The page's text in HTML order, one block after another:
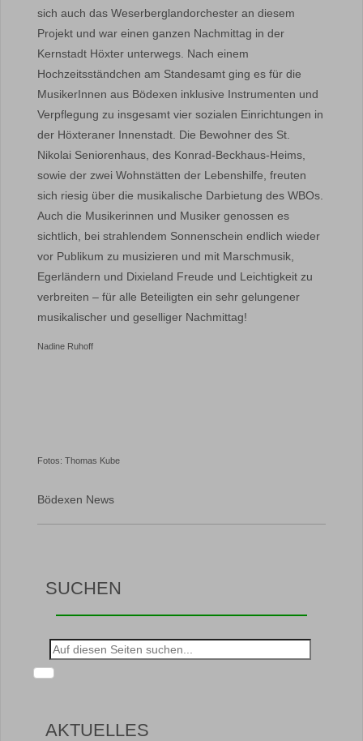
sich auch das Weserberglandorchester an diesem
Projekt und war einen ganzen Nachmittag in der
Kernstadt Höxter unterwegs. Nach einem
Hochzeitsständchen am Standesamt ging es für die
MusikerInnen aus Bödexen inklusive Instrumenten und
Verpflegung zu insgesamt vier sozialen Einrichtungen in
der Höxteraner Innenstadt. Die Bewohner des St.
Nikolai Seniorenhaus, des Konrad-Beckhaus-Heims,
sowie der zwei Wohnstätten der Lebenshilfe, freuten
sich riesig über die musikalische Darbietung des WBOs.
Auch die Musikerinnen und Musiker genossen es
sichtlich, bei strahlendem Sonnenschein endlich wieder
vor Publikum zu musizieren und mit Marschmusik,
Egerländern und Dixieland Freude und Leichtigkeit zu
verbreiten – für alle Beteiligten ein sehr gelungener
musikalischer und geselliger Nachmittag!
Nadine Ruhoff
Fotos: Thomas Kube
Bödexen News
SUCHEN
Suche
nach:
AKTUELLES